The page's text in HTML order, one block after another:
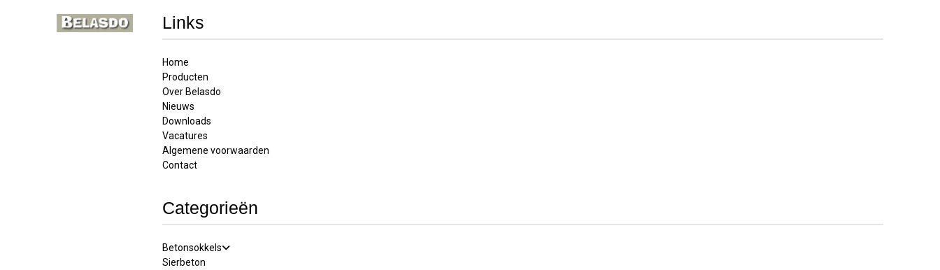
Links
Home
Producten
Over Belasdo
Nieuws
Downloads
Vacatures
Algemene voorwaarden
Contact
Categorieën
Betonsokkels
Sierbeton